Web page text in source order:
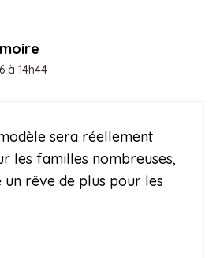
à 14h44
sera réellement
les familles nombreuses,
un rêve de plus pour les